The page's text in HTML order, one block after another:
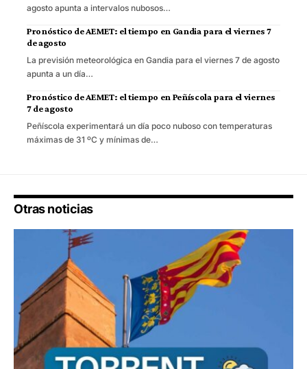
agosto apunta a intervalos nubosos…
Pronóstico de AEMET: el tiempo en Gandia para el viernes 7
de agosto
La previsión meteorológica en Gandia para el viernes 7 de agosto
apunta a un día…
Pronóstico de AEMET: el tiempo en Peñíscola para el viernes
7 de agosto
Peñíscola experimentará un día poco nuboso con temperaturas
máximas de 31 ºC y mínimas de…
Otras noticias